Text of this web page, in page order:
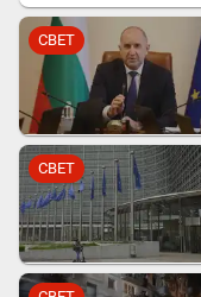
СВЕТ
СВЕТ